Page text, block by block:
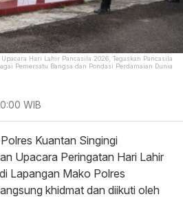
Hari Lahir Pancasila 2026, Tegaskan Pancasila
Pemersatu Bangsa dan Pondasi Perdamaian Dunia
WIB
Kuantan Singingi
Upacara Peringatan Hari Lahir
Lapangan Mako Polres
khidmat dan diikuti oleh